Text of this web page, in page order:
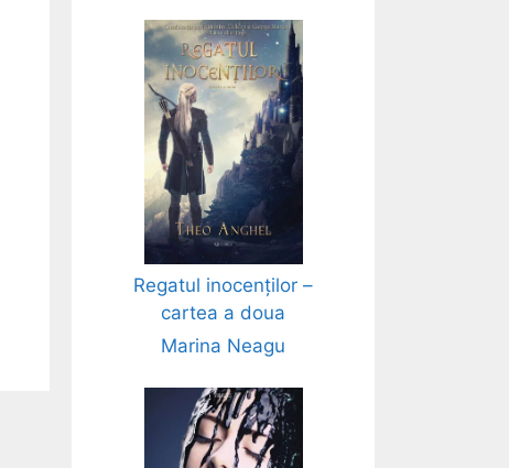
Regatul inocenților –
cartea a doua
Marina Neagu